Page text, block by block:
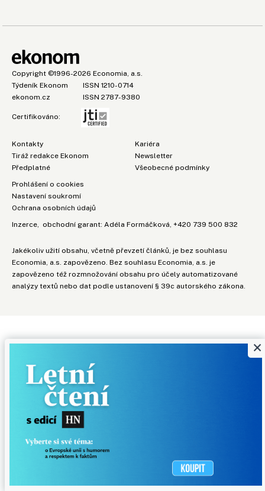
Copyright ©1996-2026 Economia, a.s.
Týdeník Ekonom
ISSN 1210-0714
ekonom.cz
ISSN 2787-9380
Certifikováno:
Kontakty
Tiráž redakce Ekonom
Předplatné
Kariéra
Newsletter
Všeobecné podmínky
Prohlášení o cookies
Nastavení soukromí
Ochrana osobních údajů
Inzerce , obchodní garant: Adéla Formáčková +420 739 500 832
Jakékoliv užití obsahu, včetně převzetí článků, je bez souhlasu
Economia, a.s. zapovězeno. Bez souhlasu Economia, a.s. je
zapovězeno též rozmnožování obsahu pro účely automatizované
analýzy textů nebo dat podle ustanovení § 39c autorského zákona.
×